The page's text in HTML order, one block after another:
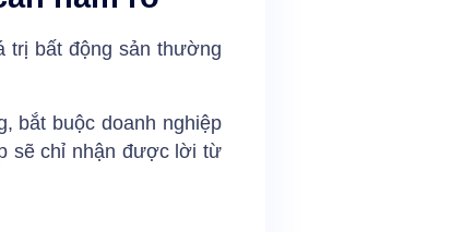
trị bất động sản thường
bắt buộc doanh nghiệp
sẽ chỉ nhận được lời từ